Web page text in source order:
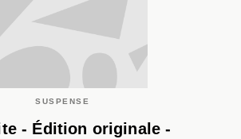
SUSPENSE
- Édition originale -